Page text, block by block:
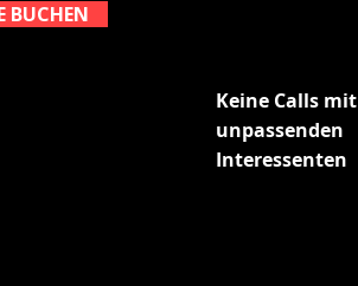
BUCHEN
Keine Calls mit
unpassenden
Interessenten